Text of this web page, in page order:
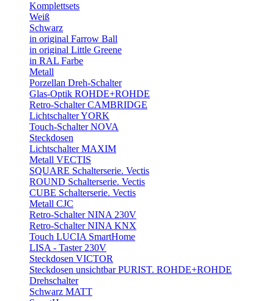
Komplettsets
Weiß
Schwarz
in original Farrow Ball
in original Little Greene
in RAL Farbe
Metall
Porzellan Dreh-Schalter
Glas-Optik ROHDE+ROHDE
Retro-Schalter CAMBRIDGE
Lichtschalter YORK
Touch-Schalter NOVA
Steckdosen
Lichtschalter MAXIM
Metall VECTIS
SQUARE Schalterserie. Vectis
ROUND Schalterserie. Vectis
CUBE Schalterserie. Vectis
Metall CJC
Retro-Schalter NINA 230V
Retro-Schalter NINA KNX
Touch LUCIA SmartHome
LISA - Taster 230V
Steckdosen VICTOR
Steckdosen unsichtbar PURIST. ROHDE+ROHDE
Drehschalter
Schwarz MATT